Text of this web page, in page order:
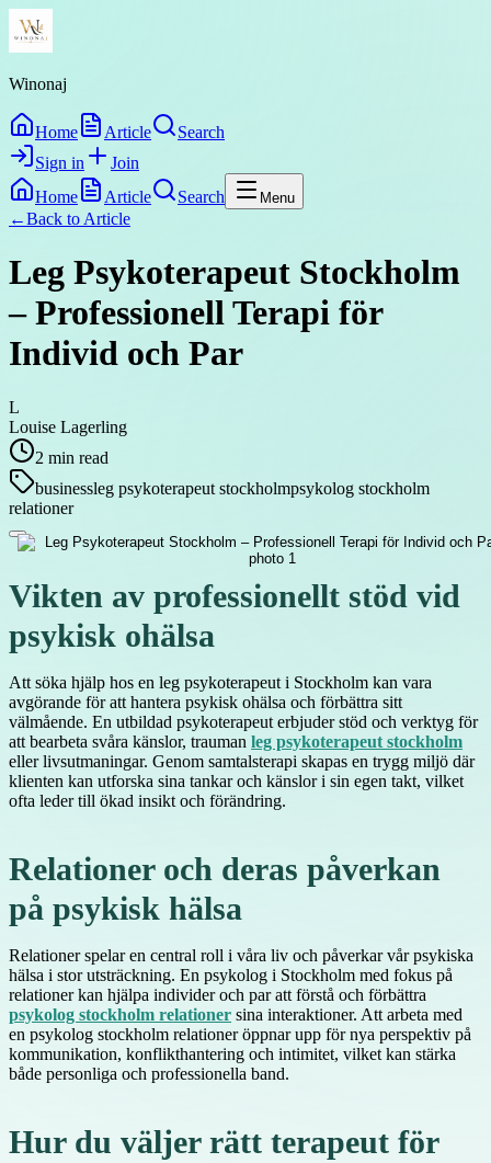
Winonaj
Home Article
Search
Sign in
Join
Home
Article Search Menu
←Back to Article
Leg Psykoterapeut Stockholm
– Professionell Terapi för
Individ och Par
L
Louise Lagerling
2 min read
businessleg psykoterapeut stockholmpsykolog stockholm
relationer
Vikten av professionellt stöd vid
psykisk ohälsa
Att söka hjälp hos en leg psykoterapeut i Stockholm kan vara
avgörande för att hantera psykisk ohälsa och förbättra sitt
välmående. En utbildad psykoterapeut erbjuder stöd och verktyg för
att bearbeta svåra känslor, trauman leg psykoterapeut stockholm
eller livsutmaningar. Genom samtalsterapi skapas en trygg miljö där
klienten kan utforska sina tankar och känslor i sin egen takt, vilket
ofta leder till ökad insikt och förändring.
Relationer och deras påverkan
på psykisk hälsa
Relationer spelar en central roll i våra liv och påverkar vår psykiska
hälsa i stor utsträckning. En psykolog i Stockholm med fokus på
relationer kan hjälpa individer och par att förstå och förbättra
psykolog stockholm relationer sina interaktioner. Att arbeta med
en psykolog stockholm relationer öppnar upp för nya perspektiv på
kommunikation, konflikthantering och intimitet, vilket kan stärka
både personliga och professionella band.
Hur du väljer rätt terapeut för